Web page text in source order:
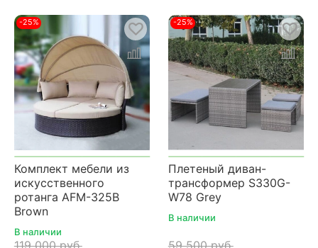
-25%
Комплект мебели из
искусственного
ротанга AFM-325B
Brown
В наличии
119 000 руб.
-25%
Плетеный диван-
трансформер S330G-
W78 Grey
В наличии
59 500 руб.